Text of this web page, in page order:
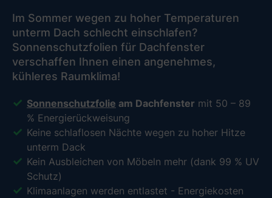
Im Sommer wegen zu hoher Temperaturen
unterm Dach schlecht einschlafen?
Sonnenschutzfolien für Dachfenster
verschaffen Ihnen einen angenehmes,
kühleres Raumklima!
Sonnenschutzfolie am Dachfenster mit 50 – 89
% Energierückweisung
Keine schlaflosen Nächte wegen zu hoher Hitze
unterm Dack
Kein Ausbleichen von Möbeln mehr (dank 99 % UV
Schutz)
Klimaanlagen werden entlastet - Energiekosten